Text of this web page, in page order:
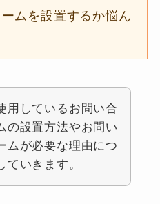
ムを設置するか悩ん
用しているお問い合
の設置方法やお問い
ムが必要な理由につ
ていきます。